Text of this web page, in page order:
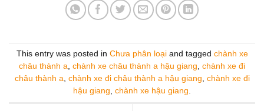
This entry was posted in Chưa phân loạiand tagged chành xe
châu thành a, chành xe châu thành a hậu giang, chành xe đi
châu thành a, chành xe đi châu thành a hậu giang, chành xe đi
hậu giang, chành xe hậu giang.